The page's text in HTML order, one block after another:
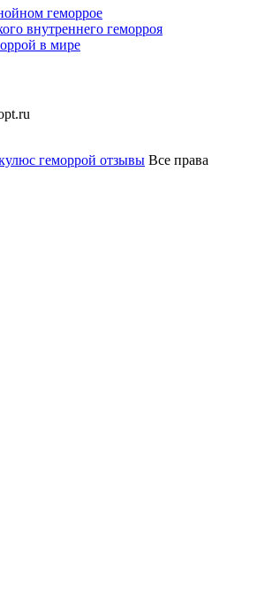
геморрое
внутреннего геморроя
в мире
геморрой отзывы Все права